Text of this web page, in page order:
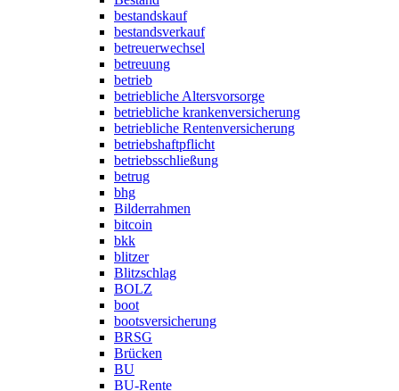
bestandskauf
bestandsverkauf
betreuerwechsel
betreuung
betrieb
betriebliche Altersvorsorge
betriebliche krankenversicherung
betriebliche Rentenversicherung
betriebshaftpflicht
betriebsschließung
betrug
bhg
Bilderrahmen
bitcoin
bkk
blitzer
Blitzschlag
BOLZ
boot
bootsversicherung
BRSG
Brücken
BU
BU-Rente